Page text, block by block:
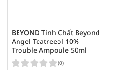
BEYOND Tinh Chất Beyond
Angel Teatreeol 10%
Trouble Ampoule 50ml
(0)